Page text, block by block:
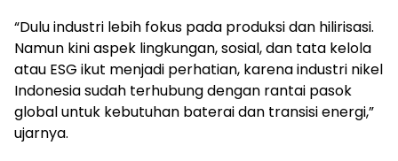
“Dulu industri lebih fokus pada produksi dan hilirisasi.
Namun kini aspek lingkungan, sosial, dan tata kelola
atau ESG ikut menjadi perhatian, karena industri nikel
Indonesia sudah terhubung dengan rantai pasok
global untuk kebutuhan baterai dan transisi energi,”
ujarnya.